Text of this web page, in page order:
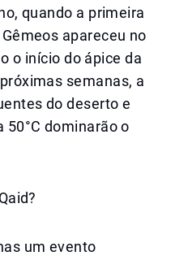
quando a primeira
apareceu no
o início do ápice da
semanas, a
do deserto e
dominarão o
um evento